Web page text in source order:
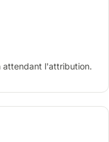
attendant l'attribution.